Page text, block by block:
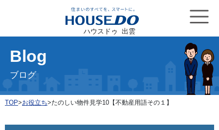
ハウスドゥ 出雲
Blog
ブログ
TOP>お役立ち>たのしい物件見学10【不動産用語その１】